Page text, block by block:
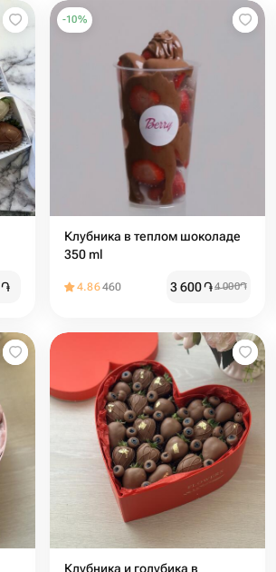
֏
-10%
Клубника в теплом шоколаде
350 ml
4.86460 3 600֏4 000֏
Клубника и голубика в